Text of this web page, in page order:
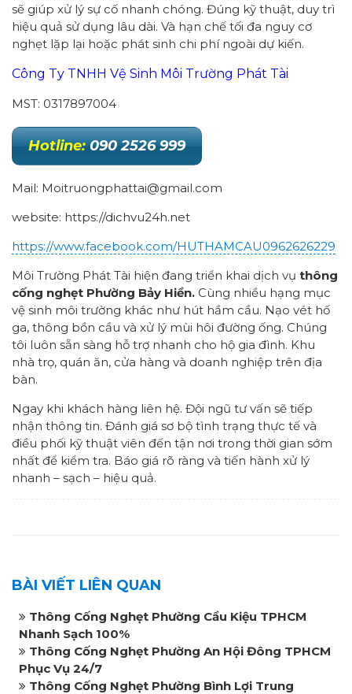
sẽ giúp xử lý sự cố nhanh chóng. Đúng kỹ thuật, duy trì
hiệu quả sử dụng lâu dài. Và hạn chế tối đa nguy cơ
nghẹt lặp lại hoặc phát sinh chi phí ngoài dự kiến.
Công Ty TNHH Vệ Sinh Môi Trường Phát Tài
MST: 0317897004
Hotline: 090 2526 999
Mail: Moitruongphattai@gmail.com
website: https://dichvu24h.net
https://www.facebook.com/HUTHAMCAU0962626229
Môi Trường Phát Tài hiện đang triển khai dịch vụ thông
cống nghẹt Phường Bảy Hiền. Cùng nhiều hạng mục
vệ sinh môi trường khác như hút hầm cầu. Nạo vét hố
ga, thông bồn cầu và xử lý mùi hôi đường ống. Chúng
tôi luôn sẵn sàng hỗ trợ nhanh cho hộ gia đình. Khu
nhà trọ, quán ăn, cửa hàng và doanh nghiệp trên địa
bàn.
Ngay khi khách hàng liên hệ. Đội ngũ tư vấn sẽ tiếp
nhận thông tin. Đánh giá sơ bộ tình trạng thực tế và
điều phối kỹ thuật viên đến tận nơi trong thời gian sớm
nhất để kiểm tra. Báo giá rõ ràng và tiến hành xử lý
nhanh – sạch – hiệu quả.
BÀI VIẾT LIÊN QUAN
Thông Cống Nghẹt Phường Cầu Kiệu TPHCM
Nhanh Sạch 100%
Thông Cống Nghẹt Phường An Hội Đông TPHCM
Phục Vụ 24/7
Thông Cống Nghẹt Phường Bình Lợi Trung